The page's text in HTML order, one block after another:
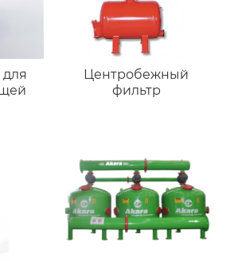
Центробежный
фильтр